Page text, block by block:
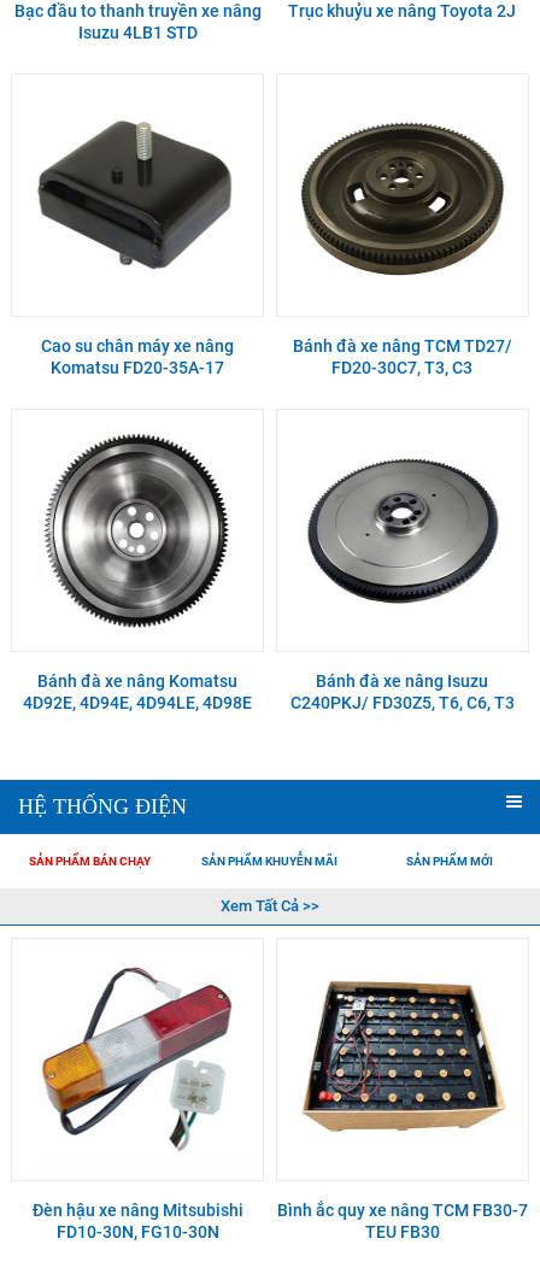
Bạc đầu to thanh truyền xe nâng
Isuzu 4LB1 STD
Trục khuỷu xe nâng Toyota 2J
Cao su chân máy xe nâng
Komatsu FD20-35A-17
Bánh đà xe nâng TCM TD27/
FD20-30C7, T3, C3
Bánh đà xe nâng Komatsu
4D92E, 4D94E, 4D94LE, 4D98E
Bánh đà xe nâng Isuzu
C240PKJ/ FD30Z5, T6, C6, T3
HỆ THỐNG ĐIỆN
SẢN PHẨM BÁN CHẠY SẢN PHẨM KHUYỄN MÃI SẢN PHẨM MỚI
Xem Tất Cả >>
Đèn hậu xe nâng Mitsubishi
FD10-30N, FG10-30N
Bình ắc quy xe nâng TCM FB30-7
TEU FB30